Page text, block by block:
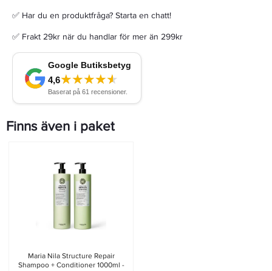
✅ Har du en produktfråga? Starta en chatt!
✅ Frakt 29kr när du handlar för mer än 299kr
Finns även i paket
Maria Nila Structure Repair
Shampoo + Conditioner 1000ml -